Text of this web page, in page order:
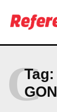
Más escuelas
a clases
Tag:
C